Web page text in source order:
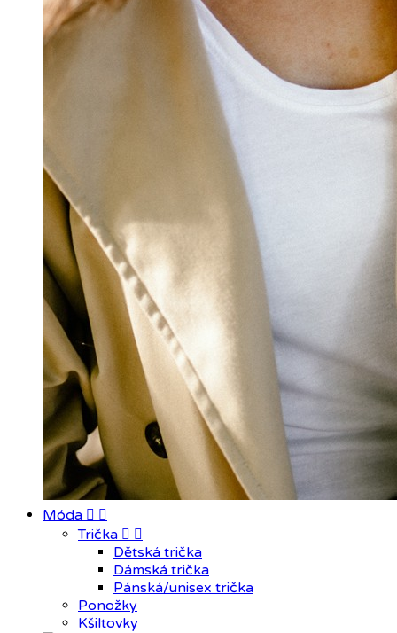
Móda  
Trička  
Dětská trička
Dámská trička
Pánská/unisex trička
Ponožky
Kšiltovky